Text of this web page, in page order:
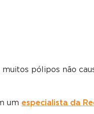
pólipos não
um especialista da